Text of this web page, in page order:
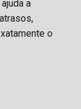
a
o